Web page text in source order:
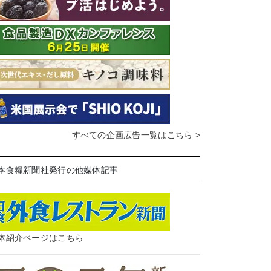
すべての企画広告一覧はこちら >
食糧新聞社発行の他媒体記事
紹介ページはこちら